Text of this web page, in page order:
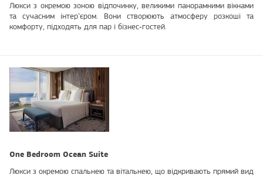
Люкси з окремою зоною відпочинку, великими панорамними вікнами
та сучасним інтер’єром. Вони створюють атмосферу розкоші та
комфорту, підходять для пар і бізнес‑гостей.
One Bedroom Ocean Suite
Люкси з окремою спальнею та вітальнею, що відкривають прямий вид